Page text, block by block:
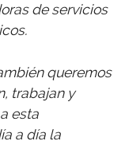
de servicios
queremos
trabajan y
esta
a día la